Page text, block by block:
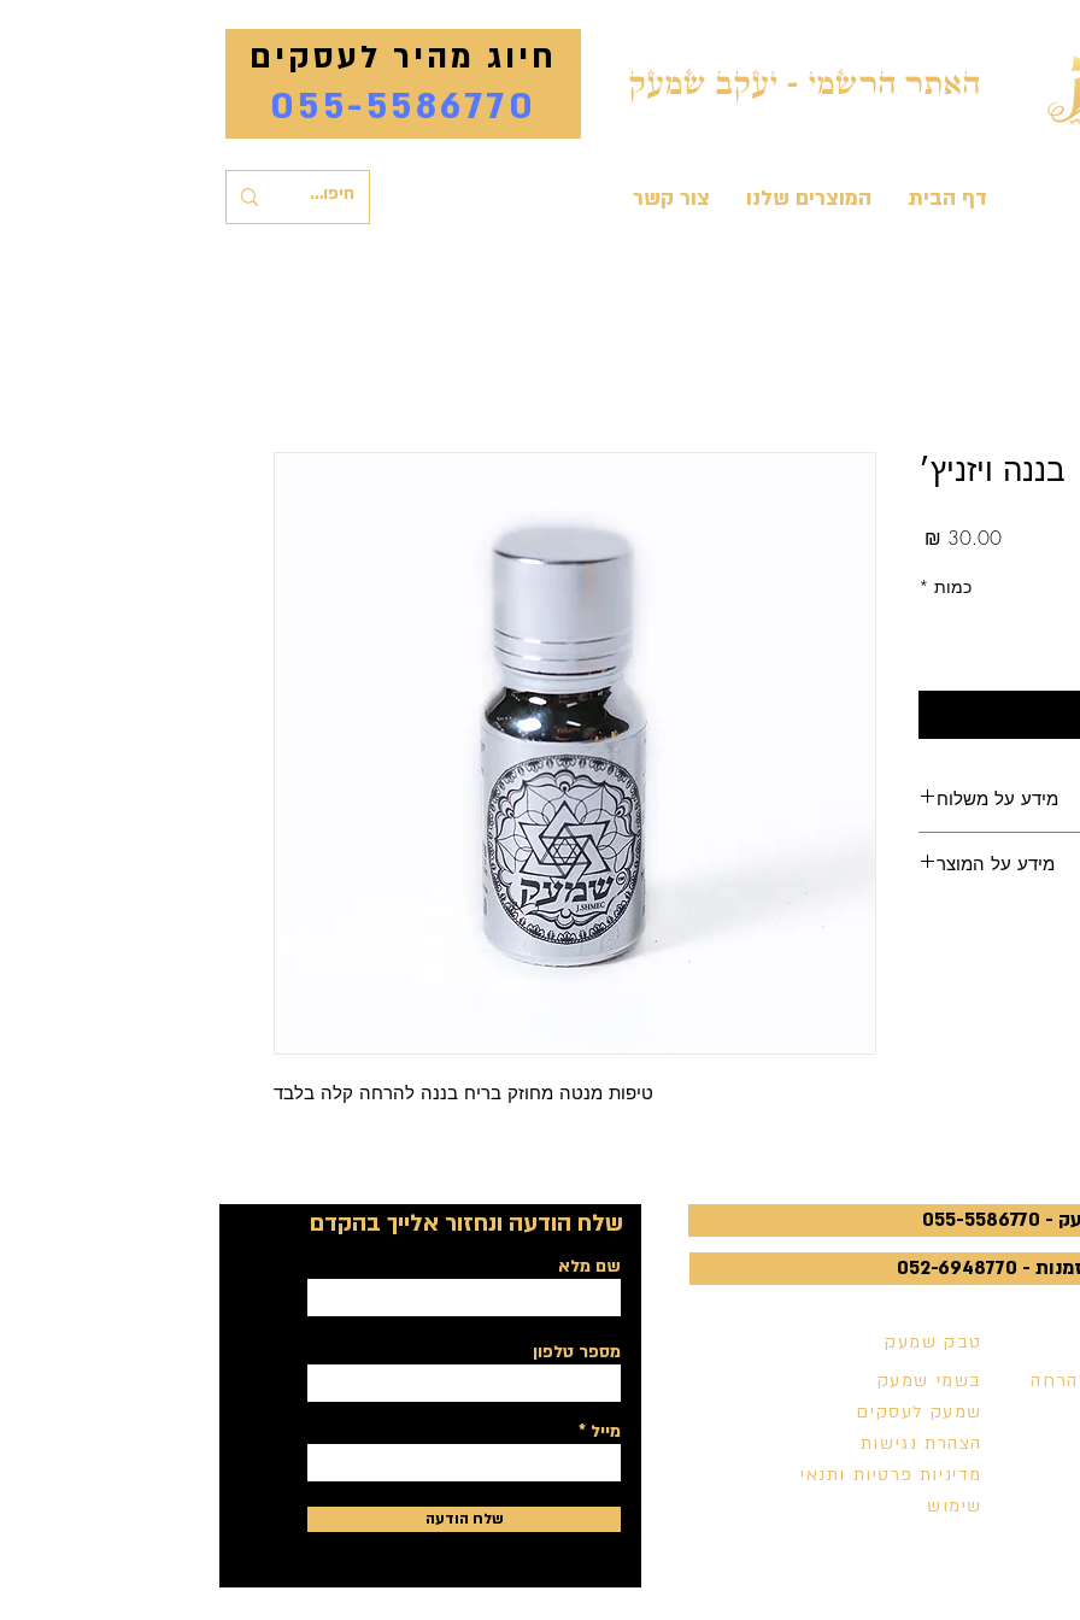
חיוג מהיר לעסקים
055-5586770 האתר הרשמי - יעקב שמעק
דף הבית המוצרים שלנו צור קשר
טיפות מנטה מחוזק בריח בננה להרחה קלה בלבד
בננה ויזניץ׳
כמות *
מידע על משלוח
מידע על המוצר
שלח הודעה ונחזור אלייך בהקדם
שם מלא
מספר טלפון
מייל
שלח הודעה
6948770
טבק שמעק
בשמי שמעק
שמעק לעסקים
הצהרת נגישות
מדיניות פרטיות ותנאי
שימוש